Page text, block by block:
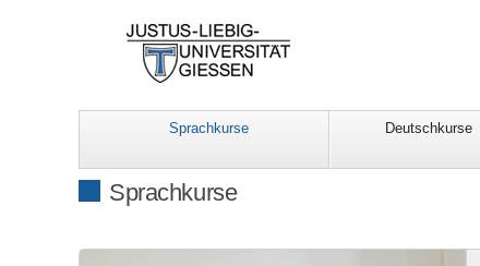
Sprachkurse Deutschkurse
Sprachkurse